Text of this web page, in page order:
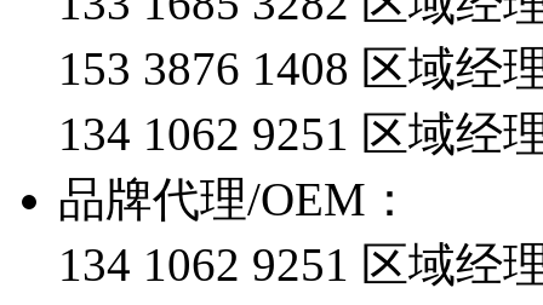
153 3876 1408 区域经
134 1062 9251 区域经
品牌代理/OEM：
134 1062 9251 区域经